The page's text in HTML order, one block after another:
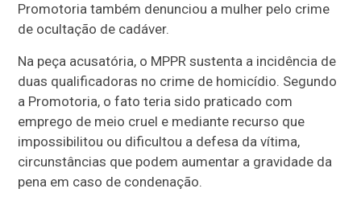
Promotoria também denunciou a mulher pelo crime
de ocultação de cadáver.
Na peça acusatória, o MPPR sustenta a incidência de
duas qualificadoras no crime de homicídio. Segundo
a Promotoria, o fato teria sido praticado com
emprego de meio cruel e mediante recurso que
impossibilitou ou dificultou a defesa da vítima,
circunstâncias que podem aumentar a gravidade da
pena em caso de condenação.